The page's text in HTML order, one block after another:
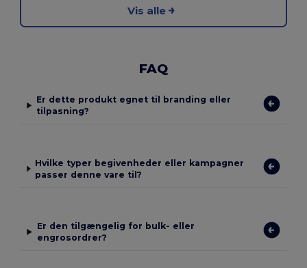
Vis alle
FAQ
Er dette produkt egnet til branding eller
tilpasning?
Hvilke typer begivenheder eller kampagner
passer denne vare til?
Er den tilgængelig for bulk- eller
engrosordrer?